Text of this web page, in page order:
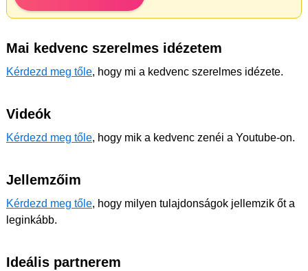
Mai kedvenc szerelmes idézetem
Kérdezd meg tőle, hogy mi a kedvenc szerelmes idézete.
Videók
Kérdezd meg tőle, hogy mik a kedvenc zenéi a Youtube-on.
Jellemzőim
Kérdezd meg tőle, hogy milyen tulajdonságok jellemzik őt a
leginkább.
Ideális partnerem